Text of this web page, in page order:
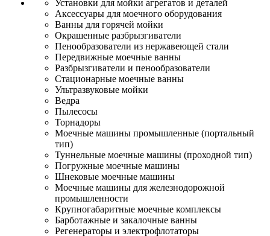
Установки для мойки агрегатов и деталей
Аксессуары для моечного оборудования
Ванны для горячей мойки
Окрашенные разбрызгиватели
Пенообразователи из нержавеющей стали
Передвижные моечные ванны
Разбрызгиватели и пенообразователи
Стационарные моечные ванны
Ультразвуковые мойки
Ведра
Пылесосы
Торнадоры
Моечные машины промышленные (портальный
тип)
Туннельные моечные машины (проходной тип)
Погружные моечные машины
Шнековые моечные машины
Моечные машины для железнодорожной
промышленности
Крупногабаритные моечные комплексы
Барботажные и закалочные ванны
Регенераторы и электрофлотаторы